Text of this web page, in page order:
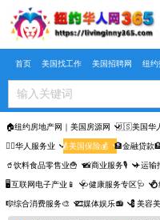
Skip to main content
首页 美国找工作 美国招聘网 纽约
🏠纽约房地产网｜美国房源网 🇺🇸美国华
🤵‍♀️华人服务业 💰美国保险💰 🏦金融贷款
🥤饮料食品零售业🍟 📸商业服务🎙️ ✈️运输
🖥️互联网电子产业📱 🩺健康服务专区🩺 💍
🎼综合消费服务🎨 🎞️媒体娱乐📻 💈美容